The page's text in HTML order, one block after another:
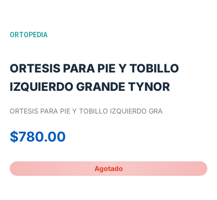
ORTOPEDIA
ORTESIS PARA PIE Y TOBILLO
IZQUIERDO GRANDE TYNOR
ORTESIS PARA PIE Y TOBILLO IZQUIERDO GRA
$780.00
Agotado